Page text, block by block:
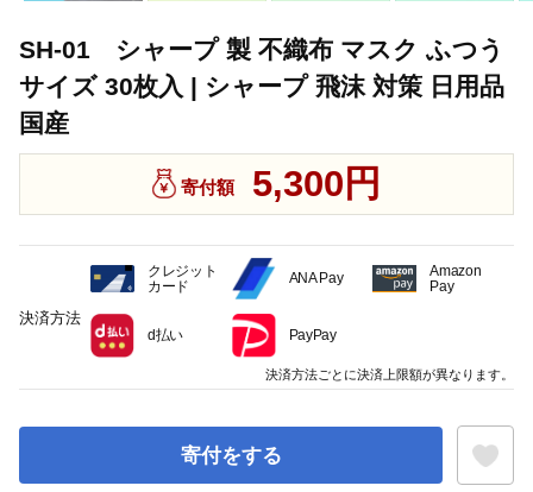
SH-01 シャープ 製 不織布 マスク ふつう
サイズ 30枚入 | シャープ 飛沫 対策 日用品
国産
寄付額 5,300円
寄付をする
決済方法
クレジット
カード
ANA Pay
Amazon
Pay
d払い PayPay
決済方法ごとに決済上限額が異なります。